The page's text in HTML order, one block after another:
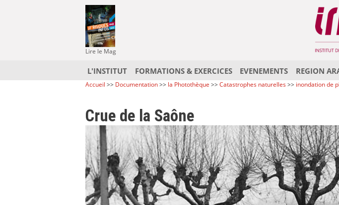
Lire le Mag
L'INSTITUT FORMATIONS & EXERCICES EVENEMENTS REGION
Accueil >> Documentation>> la Photothèque >>Catastrophes naturelles>> inondation de
Crue de la Saône